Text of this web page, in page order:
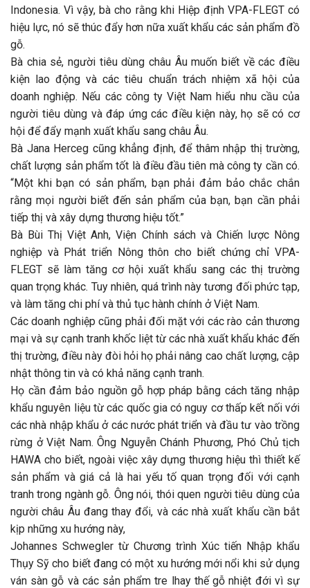
Indonesia. Vì vậy, bà cho rằng khi Hiệp định VPA-FLEGT có
hiệu lực, nó sẽ thúc đẩy hơn nữa xuất khẩu các sản phẩm đồ
gỗ.
Bà chia sẻ, người tiêu dùng châu Âu muốn biết về các điều
kiện lao động và các tiêu chuẩn trách nhiệm xã hội của
doanh nghiệp. Nếu các công ty Việt Nam hiểu nhu cầu của
người tiêu dùng và đáp ứng các điều kiện này, họ sẽ có cơ
hội để đẩy mạnh xuất khẩu sang châu Âu.
Bà Jana Herceg cũng khẳng định, để thâm nhập thị trường,
chất lượng sản phẩm tốt là điều đầu tiên mà công ty cần có.
“Một khi bạn có sản phẩm, bạn phải đảm bảo chắc chắn
rằng mọi người biết đến sản phẩm của bạn, bạn cần phải
tiếp thị và xây dựng thương hiệu tốt.”
Bà Bùi Thị Việt Anh, Viện Chính sách và Chiến lược Nông
nghiệp và Phát triển Nông thôn cho biết chứng chỉ VPA-
FLEGT sẽ làm tăng cơ hội xuất khẩu sang các thị trường
quan trọng khác. Tuy nhiên, quá trình này tương đối phức tạp,
và làm tăng chi phí và thủ tục hành chính ở Việt Nam.
Các doanh nghiệp cũng phải đối mặt với các rào cản thương
mại và sự cạnh tranh khốc liệt từ các nhà xuất khẩu khác đến
thị trường, điều này đòi hỏi họ phải nâng cao chất lượng, cập
nhật thông tin và có khả năng cạnh tranh.
Họ cần đảm bảo nguồn gỗ hợp pháp bằng cách tăng nhập
khẩu nguyên liệu từ các quốc gia có nguy cơ thấp kết nối với
các nhà nhập khẩu ở các nước phát triển và đầu tư vào trồng
rừng ở Việt Nam. Ông Nguyễn Chánh Phương, Phó Chủ tịch
HAWA cho biết, ngoài việc xây dựng thương hiệu thì thiết kế
sản phẩm và giá cả là hai yếu tố quan trọng đối với cạnh
tranh trong ngành gỗ. Ông nói, thói quen người tiêu dùng của
người châu Âu đang thay đổi, và các nhà xuất khẩu cần bắt
kịp những xu hướng này,
Johannes Schwegler từ Chương trình Xúc tiến Nhập khẩu
Thụy Sỹ cho biết đang có một xu hướng mới nổi khi sử dụng
ván sàn gỗ và các sản phẩm tre lhay thế gỗ nhiệt đới vì sự